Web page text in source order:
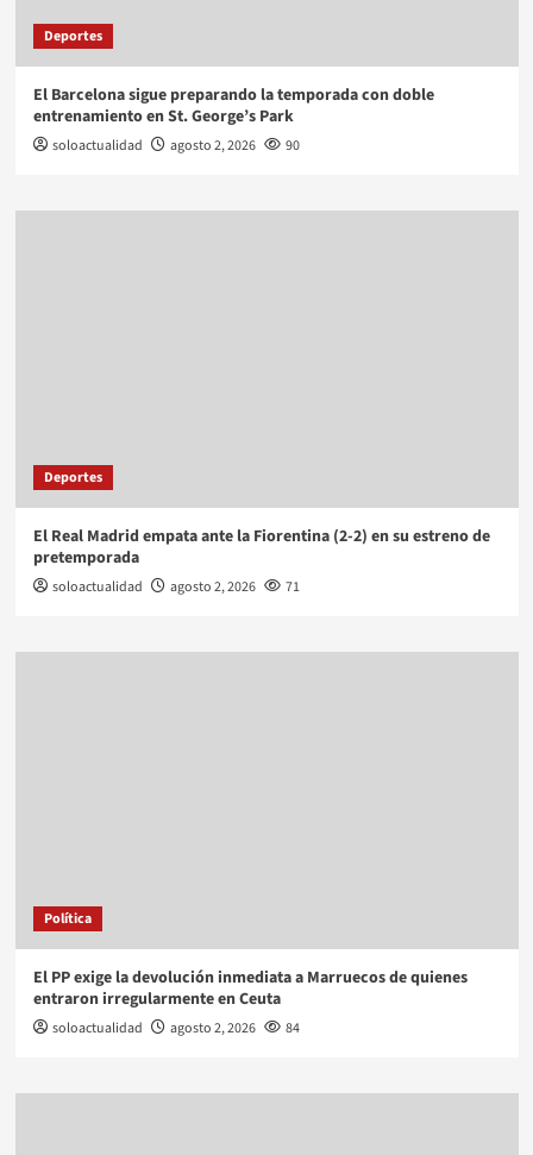
Deportes
El Barcelona sigue preparando la temporada con doble
entrenamiento en St. George’s Park
soloactualidad agosto 2, 2026 90
Deportes
El Real Madrid empata ante la Fiorentina (2-2) en su estreno de
pretemporada
soloactualidad agosto 2, 2026 71
Política
El PP exige la devolución inmediata a Marruecos de quienes
entraron irregularmente en Ceuta
soloactualidad agosto 2, 2026 84